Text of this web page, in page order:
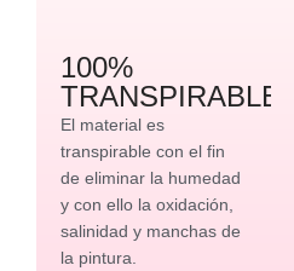
100%
TRANSPIRABLE
El material es
transpirable con el fin
de eliminar la humedad
y con ello la oxidación,
salinidad y manchas de
la pintura.